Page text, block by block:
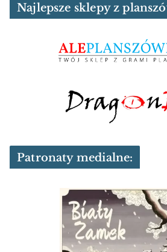
Najlepsze sklepy z
Patronaty medialne: